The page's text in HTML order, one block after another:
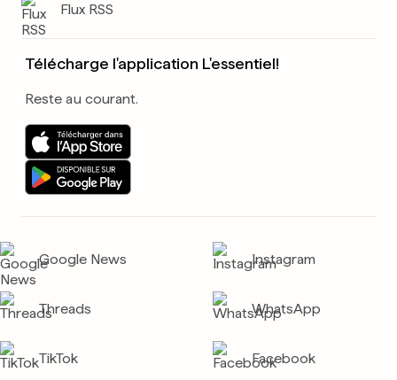
Flux RSS
Télécharge l'application L'essentiel!
Reste au courant.
Google News Instagram
Threads WhatsApp
TikTok Facebook